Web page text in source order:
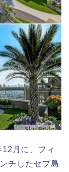
月に、フィ
チしたセブ島